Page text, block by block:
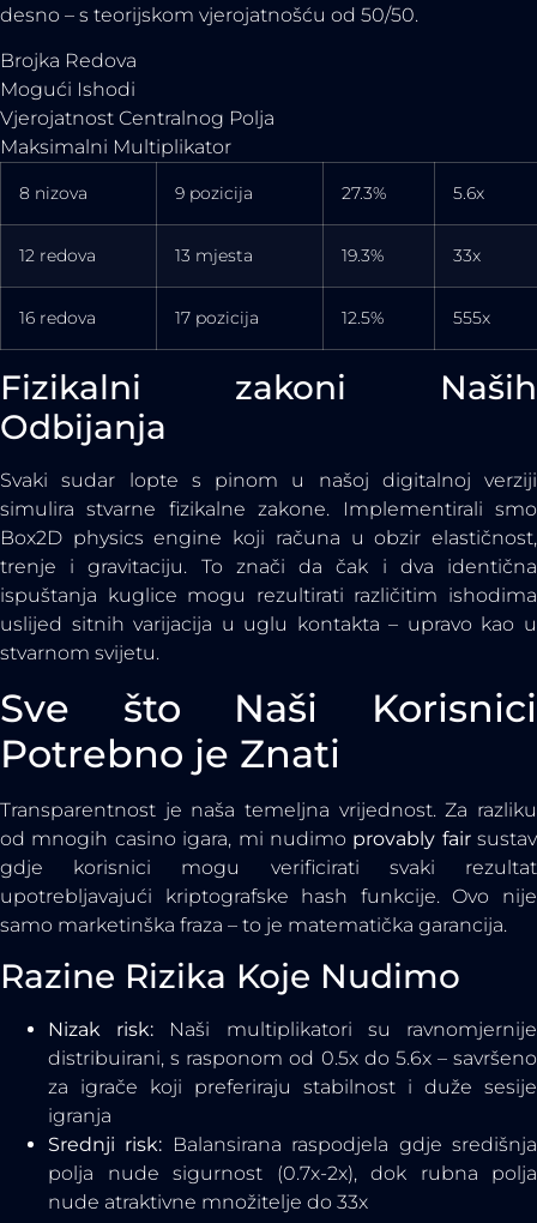
desno – s teorijskom vjerojatnošću od 50/50.
Brojka Redova
Mogući Ishodi
Vjerojatnost Centralnog Polja
Maksimalni Multiplikator
8 nizova 9 pozicija 27.3% 5.6x
12 redova 13 mjesta 19.3% 33x
16 redova 17 pozicija 12.5% 555x
Fizikalni zakoni Naših
Odbijanja
Svaki sudar lopte s pinom u našoj digitalnoj verziji
simulira stvarne fizikalne zakone. Implementirali smo
Box2D physics engine koji računa u obzir elastičnost,
trenje i gravitaciju. To znači da čak i dva identična
ispuštanja kuglice mogu rezultirati različitim ishodima
uslijed sitnih varijacija u uglu kontakta – upravo kao u
stvarnom svijetu.
Sve što Naši Korisnici
Potrebno je Znati
Transparentnost je naša temeljna vrijednost. Za razliku
od mnogih casino igara, mi nudimo provably fairsustav
gdje korisnici mogu verificirati svaki rezultat
upotrebljavajući kriptografske hash funkcije. Ovo nije
samo marketinška fraza – to je matematička garancija.
Razine Rizika Koje Nudimo
Nizak risk: Naši multiplikatori su ravnomjernije
distribuirani, s rasponom od 0.5x do 5.6x – savršeno
za igrače koji preferiraju stabilnost i duže sesije
igranja
Srednji risk: Balansirana raspodjela gdje središnja
polja nude sigurnost (0.7x-2x), dok rubna polja
nude atraktivne množitelje do 33x